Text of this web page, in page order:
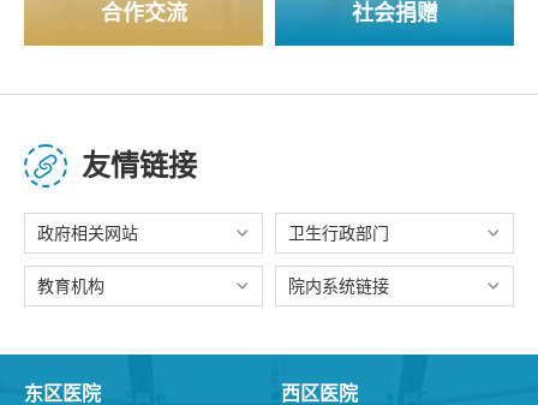
合作交流 社会捐赠
友情链接
政府相关网站 卫生行政部门
教育机构 院内系统链接
东区医院 西区医院